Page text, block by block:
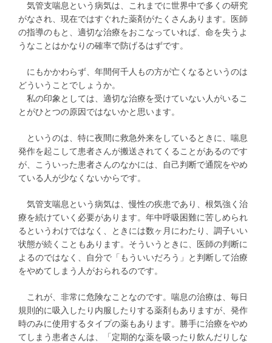
気管支喘息という病気は、これまでに世界中で多くの研究
がなされ、現在ではすぐれた薬剤がたくさんあります。医師
の指導のもと、適切な治療をおこなっていれば、命を失うよ
うなことはかなりの確率で防げるはずです。
にもかかわらず、年間何千人もの方が亡くなるというのは
どういうことでしょうか。
私の印象としては、適切な治療を受けていない人がいるこ
とがひとつの原因ではないかと思います。
というのは、特に夜間に救急外来をしているときに、喘息
発作を起こして患者さんが搬送されてくることがあるのです
が、こういった患者さんのなかには、自己判断で通院をやめ
ている人が少なくないからです。
気管支喘息という病気は、慢性の疾患であり、根気強く治
療を続けていく必要があります。年中呼吸困難に苦しめられ
るというわけではなく、ときには数ヶ月にわたり、調子いい
状態が続くこともあります。そういうときに、医師の判断に
よるのではなく、自分で「もういいだろう」と判断して治療
をやめてしまう人がおられるのです。
これが、非常に危険なことなのです。喘息の治療は、毎日
規則的に吸入したり内服したりする薬剤もありますが、発作
時のみに使用するタイプの薬もあります。勝手に治療をやめ
てしまう患者さんは、「定期的な薬を吸ったり飲んだりしな